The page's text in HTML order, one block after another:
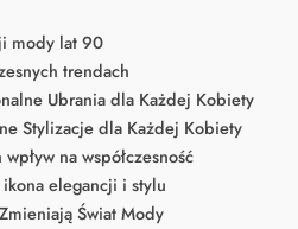
mody lat 90
trendach
Ubrania dla Każdej Kobiety
Stylizacje dla Każdej Kobiety
na współczesność
elegancji i stylu
Świat Mody